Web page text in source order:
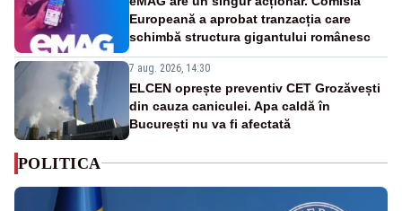
Europeană a aprobat tranzacția care
schimbă structura gigantului românesc
7 aug. 2026, 14:30
ELCEN oprește preventiv CET Grozăvești
din cauza caniculei. Apa caldă în
București nu va fi afectată
POLITICA